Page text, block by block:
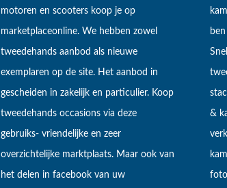
motoren en scooters koop je op
marketplaceonline. We hebben zowel
tweedehands aanbod als nieuwe
exemplaren op de site. Het aanbod in
gescheiden in zakelijk en particulier. Koop
tweedehands occasions via deze
gebruiks- vriendelijke en zeer
overzichtelijke marktplaats. Maar ook van
het delen in facebook van uw
&